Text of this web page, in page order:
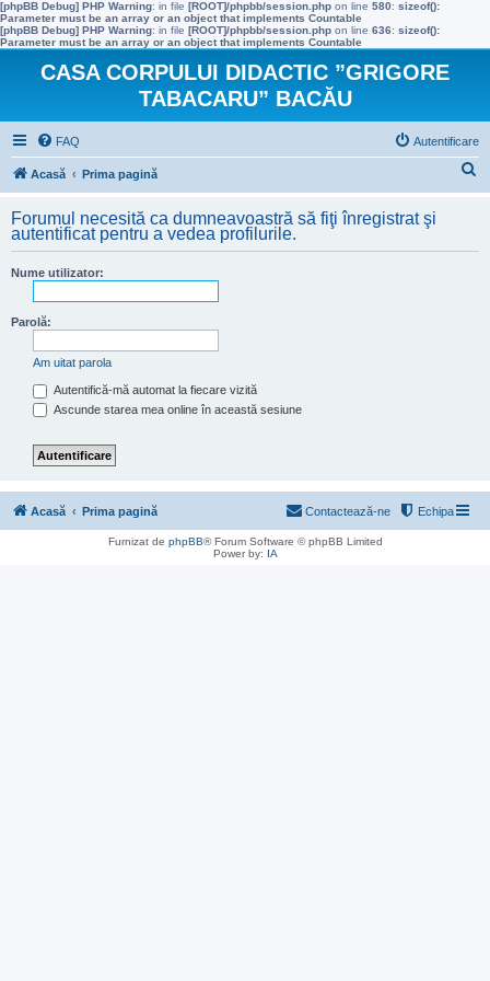
[phpBB Debug] PHP Warning: in file [ROOT]/phpbb/session.php on line 580: sizeof():
Parameter must be an array or an object that implements Countable
[phpBB Debug] PHP Warning: in file [ROOT]/phpbb/session.php on line 636: sizeof():
Parameter must be an array or an object that implements Countable
CASA CORPULUI DIDACTIC ”GRIGORE
TABACARU” BACĂU
FAQ Autentificare
Acasă Prima pagină
t
Forumul necesită ca dumneavoastră să fiţi înregistrat şi
autentificat pentru a vedea profilurile.
Nume utilizator:
Parolă:
Am uitat parola
Autentifică-mă automat la fiecare vizită
Ascunde starea mea online în această sesiune
Acasă Prima pagină Echipa
Contactează-ne
Furnizat de phpBB® Forum Software © phpBB Limited
Power by: IA